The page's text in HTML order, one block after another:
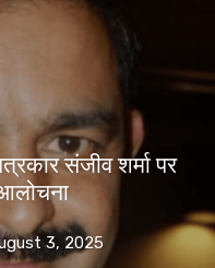
संजीव शर्मा पर
3, 2025